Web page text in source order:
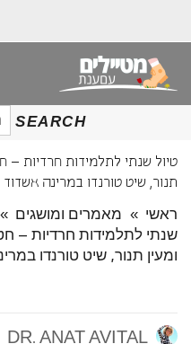
SEARCH
טיול שנתי לתלמידות חרדיות –
תנור, שיט טורנדו במרינה אשדוד |
ראשי » מאמרים ומושגים »
שנתי לתלמידות חרדיות –
ומעין תנור, שיט טורנדו